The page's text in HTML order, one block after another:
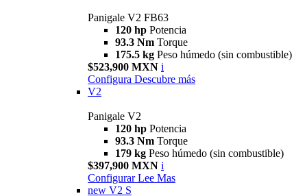
Panigale V2 FB63
120 hp Potencia
93.3 Nm Torque
175.5 kg Peso húmedo (sin combustible)
$523,900 MXN i
Configura Descubre más
V2
Panigale V2
120 hp Potencia
93.3 Nm Torque
179 kg Peso húmedo (sin combustible)
$397,900 MXN i
Configurar Lee Mas
new V2 S